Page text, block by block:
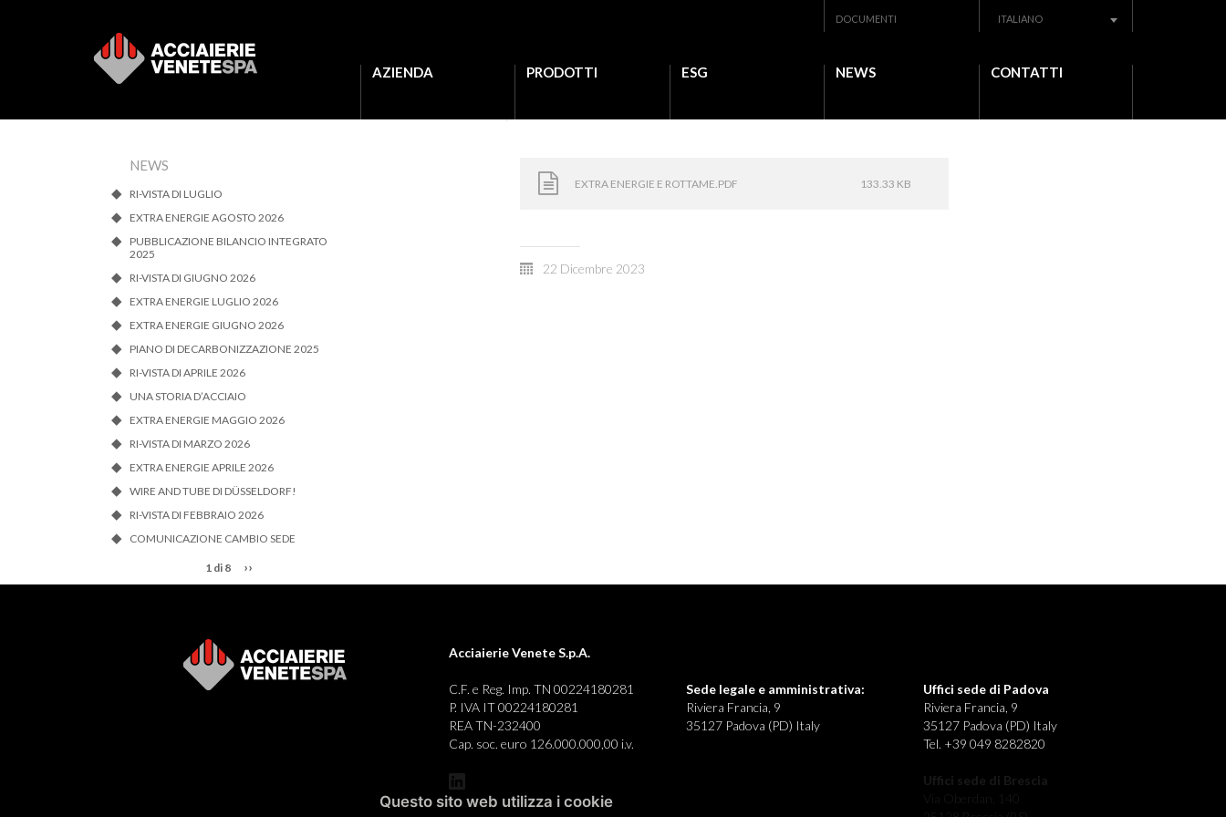
ITALIANO
DOCUMENTI
AZIENDA PRODOTTI ESG NEWS CONTATTI
EXTRA ENERGIE E ROTTAME.PDF 133.33 KB
22 Dicembre 2023
NEWS
RI-VISTA DI LUGLIO
EXTRA ENERGIE AGOSTO 2026
PUBBLICAZIONE BILANCIO INTEGRATO
2025
RI-VISTA DI GIUGNO 2026
EXTRA ENERGIE LUGLIO 2026
EXTRA ENERGIE GIUGNO 2026
PIANO DI DECARBONIZZAZIONE 2025
RI-VISTA DI APRILE 2026
UNA STORIA D’ACCIAIO
EXTRA ENERGIE MAGGIO 2026
RI-VISTA DI MARZO 2026
EXTRA ENERGIE APRILE 2026
WIRE AND TUBE DI DÜSSELDORF!
RI-VISTA DI FEBBRAIO 2026
COMUNICAZIONE CAMBIO SEDE
1 di 8 ››
Acciaierie Venete S.p.A.
C.F. e Reg. Imp. TN 00224180281
P. IVA IT 00224180281
REA TN-232400
Cap. soc. euro 126.000.000,00 i.v.
Sede legale e amministrativa:
Riviera Francia, 9
35127 Padova (PD) Italy
Uffici sede di Padova
Riviera Francia, 9
35127 Padova (PD) Italy
Tel. +39 049 8282820
Uffici sede di Brescia
Questo sito web utilizza i cookie